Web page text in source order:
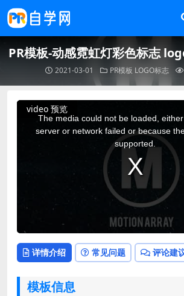
PR模板-动感霓虹灯彩色标志
2021-03-01 PR模板 LOGO标志
video 预览
This
The media could not be loaded,
server or network failed or because
supported.
详情介绍 常见问题 评论建
模板信息